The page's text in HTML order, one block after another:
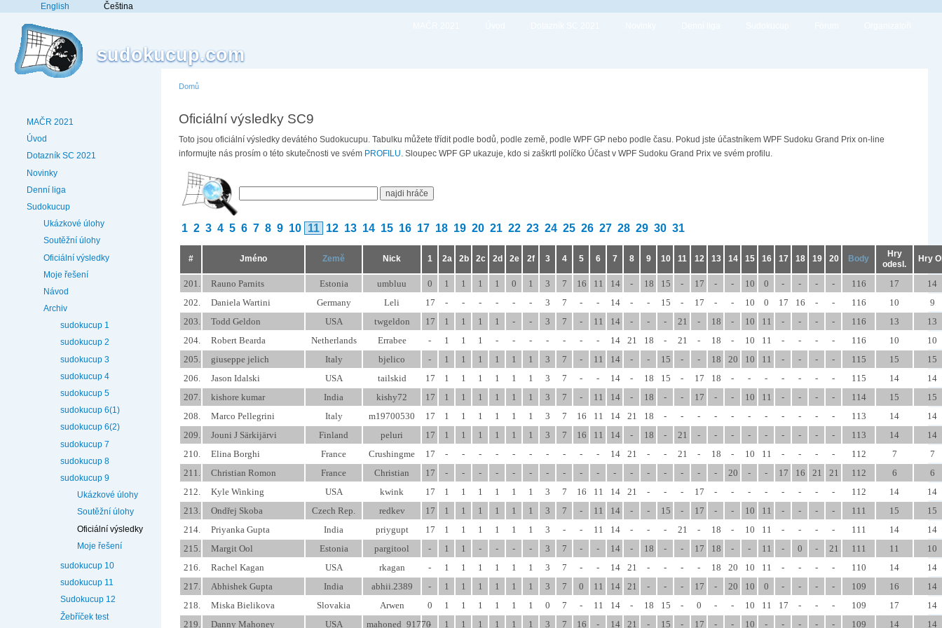
English Čeština
sudokucup.com
MAČR 2021
Úvod
Dotazník SC 2021
Novinky
Denní liga
Sudokucup
Ukázkové úlohy
Soutěžní úlohy
Oficiální výsledky
Moje řešení
Návod
Archiv
sudokucup 1
sudokucup 2
sudokucup 3
sudokucup 4
sudokucup 5
sudokucup 6(1)
sudokucup 6(2)
sudokucup 7
sudokucup 8
sudokucup 9
Ukázkové úlohy
Soutěžní úlohy
Oficiální výsledky
Moje řešení
sudokucup 10
sudokucup 11
Sudokucup 12
Žebříček test
Domů
Oficiální výsledky SC9
Toto jsou oficiální výsledky devátého Sudokucupu. Tabulku můžete třídit podle bodů, podle země, podle WPF GP nebo podle času. Pokud jste účastníkem WPF Sudoku Grand Prix on-line
informujte nás prosím o této skutečnosti ve svém PROFILU. Sloupec WPF GP ukazuje, kdo si zaškrtl políčko Účast v WPF Sudoku Grand Prix ve svém profilu.
1 2 3 4 5 6 7 8 9 10 11 12 13 14 15 16 17 18 19 20 21 22 23 24 25 26 27 28 29 30 31
# Jméno Země Nick 1 2a 2b 2c 2d 2e 2f 3 4 5 6 7 8 9 10 11 12 13 14 15 16 17 18 19 20 Body
Hry
odesl.
Hry
201. Rauno Parnits Estonia umbluu 0 1 1 1 1 0 1 3 7 16 11 14 - 18 15 - 17 - - 10 0 - - - - 116 17
14
202.
Daniela Wartini Germany Leli 17 - - - - - - 3 7 - - 14 - - 15 - 17 - - 10 0 17 16 - - 116 10
9
203.
Todd Geldon USA twgeldon 17 1 1 1 1 - - 3 7 - 11 14 - - - 21 - 18 - 10 11 - - - - 116 13
13
204.
Robert Bearda Netherlands Errabee - 1 1 1 - - - - - - - 14 21 18 - 21 - 18 - 10 11 - - - - 116 10
10
205.
giuseppe jelich Italy bjelico - 1 1 1 1 1 1 3 7 - 11 14 - - 15 - - 18 20 10 11 - - - - 115 15
15
206.
Jason Idalski USA tailskid 17 1 1 1 1 1 1 3 7 - - 14 - 18 15 - 17 18 - - - - - - - 115 14
14
207.
kishore kumar India kishy72 17 1 1 1 1 1 1 3 7 - 11 14 - 18 - - 17 - - 10 11 - - - - 114 15
15
208.
Marco Pellegrini Italy m19700530 17 1 1 1 1 1 1 3 7 16 11 14 21 18 - - - - - - - - - - - 113 14
14
209.
Jouni J Särkijärvi Finland peluri 17 1 1 1 1 1 1 3 7 16 11 14 - 18 - 21 - - - - - - - - - 113 14
14
210.
Elina Borghi France Crushingme 17 - - - - - - - - - - 14 21 - - 21 - 18 - 10 11 - - - - 112 7
7
211.
Christian Romon France Christian 17 - - - - - - - - - - - - - - - - - 20 - - 17 16 21 21 112 6
6
212.
Kyle Winking USA kwink 17 1 1 1 1 1 1 3 7 16 11 14 21 - - - 17 - - - - - - - - 112 14
14
213.
Ondřej Skoba Czech Rep. redkev 17 1 1 1 1 1 1 3 7 - 11 14 - - 15 - 17 - - 10 11 - - - - 111 15
15
214.
Priyanka Gupta India priygupt 17 1 1 1 1 1 1 3 - - 11 14 - - - 21 - 18 - 10 11 - - - - 111 14
14
215.
Margit Ool Estonia pargitool - 1 1 - - - - 3 7 - - 14 - 18 - - 17 18 - - 11 - 0 - 21 111 11
10
216.
Rachel Kagan USA rkagan - 1 1 1 1 1 1 3 7 - - 14 21 - - - - 18 20 10 11 - - - - 110 14
14
217.
Abhishek Gupta India abhii.2389 - 1 1 1 1 1 1 3 7 0 11 14 21 - - - 17 - 20 10 0 - - - - 109 16
14
218.
Miska Bielikova Slovakia Arwen 0 1 1 1 1 1 1 0 7 - 11 14 - 18 15 - 0 - - 10 11 17 - - - 109 17
14
219.
Danny Mahoney USA mahoned_91770- 1 1 1 1 1 1 3 7 16 - 14 21 - 15 - 17 - - 10 - - - - - 109 14 14